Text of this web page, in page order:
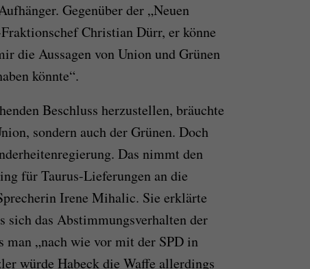
Gegenüber der „Neuen
Christian Dürr, er könne
die Aussagen von Union und Grünen
könnte“.
Beschluss herzustellen, bräuchte
sondern auch der Grünen. Doch
Das nimmt den
für Taurus-Lieferungen an die
Irene Mihalic. Sie erklärte
sich das Abstimmungsverhalten der
man „nach wie vor mit der SPD in
würde Habeck die Waffe allerdings